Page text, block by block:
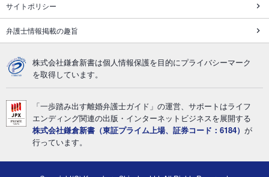
サイトポリシー
弁護士情報掲載の趣旨
株式会社鎌倉新書は個人情報保護を目的にプライバシーマーク
を取得しています。
「一歩踏み出す離婚弁護士ガイド」の運営、サポートはライフ
エンディング関連の出版・インターネットビジネスを展開する
株式会社鎌倉新書（東証プライム上場、証券コード：6184） が
行っています。